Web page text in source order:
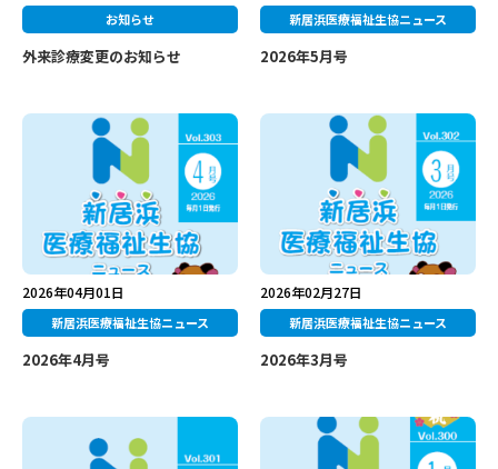
お知らせ
外来診療変更のお知らせ
新居浜医療福祉生協ニュース
2026年5月号
2026年04月01日
新居浜医療福祉生協ニュース
2026年4月号
2026年02月27日
新居浜医療福祉生協ニュース
2026年3月号